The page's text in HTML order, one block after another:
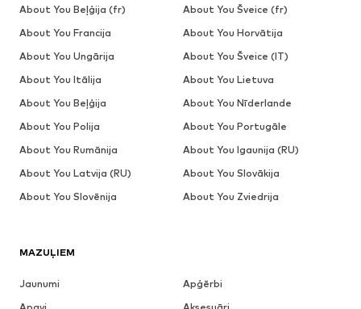
MAZUĻIEM
Jaunumi
Apģērbi
About You Beļģija (fr)
About You Šveice (fr)
About You Francija
About You Horvātija
About You Ungārija
About You Šveice (IT)
About You Itālija
About You Lietuva
About You Beļģija
About You Nīderlande
About You Polija
About You Portugāle
About You Rumānija
About You Igaunija (RU)
About You Latvija (RU)
About You Slovākija
About You Slovēnija
About You Zviedrija